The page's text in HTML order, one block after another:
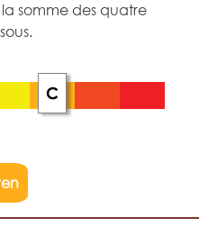
somme des quatre
C